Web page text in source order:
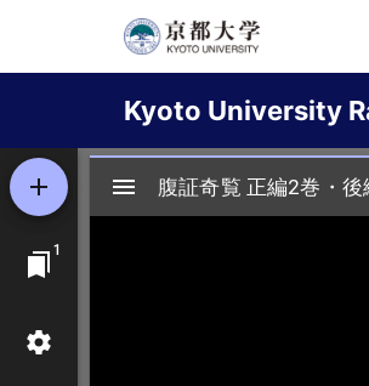
Kyoto University
navigation